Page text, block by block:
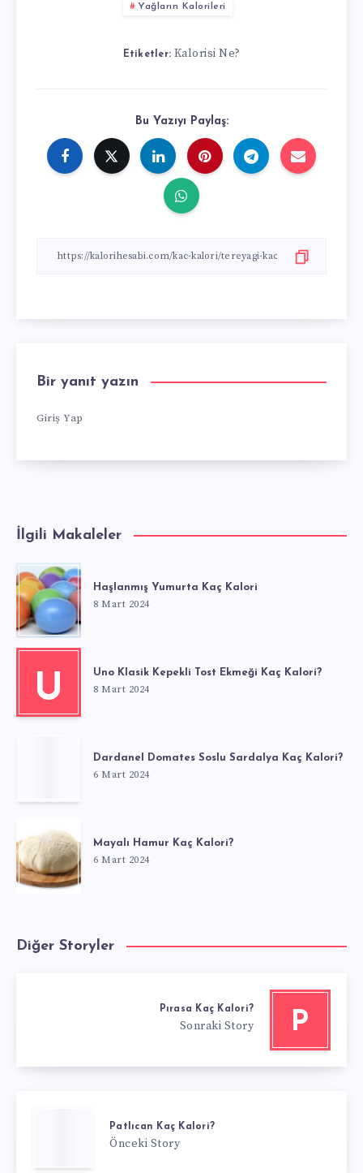
Yağların Kalorileri
Etiketler: Kalorisi Ne?
Bu Yazıyı Paylaş:
Bir yanıt yazın
Giriş Yap
İlgili Makaleler
Haşlanmış Yumurta Kaç Kalori
8 Mart 2024
U Uno Klasik Kepekli Tost Ekmeği Kaç Kalori?
8 Mart 2024
Dardanel Domates Soslu Sardalya Kaç Kalori?
6 Mart 2024
Mayalı Hamur Kaç Kalori?
6 Mart 2024
Diğer Storyler
P
Pırasa Kaç Kalori?
Sonraki Story
Patlıcan Kaç Kalori?
Önceki Story